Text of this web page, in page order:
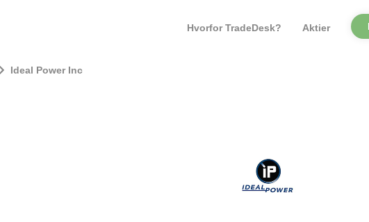
Aktier
Hvorfor TradeDesk?
Ideal Power Inc